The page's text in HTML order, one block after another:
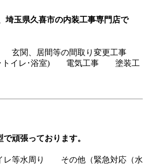
埼玉県久喜市の内装工事専門店で
玄関、居間等の間取り変更工事
･トイレ･浴室) 電気工事 塗装工
頑張っております。
レ等水周り その他（緊急対応（水